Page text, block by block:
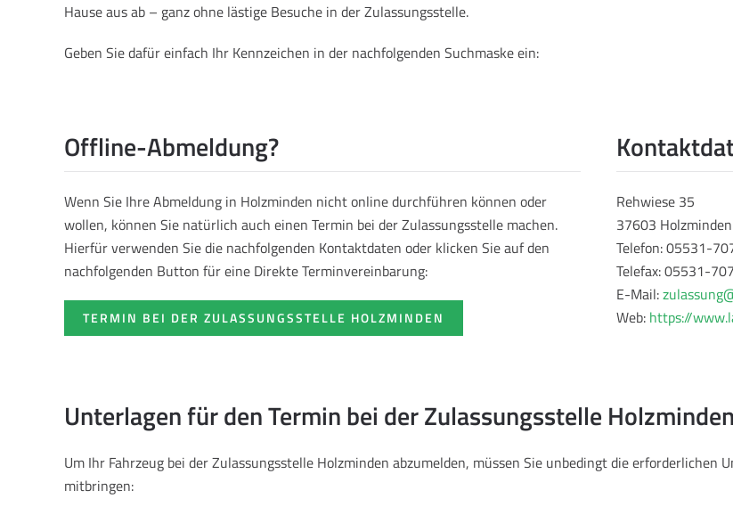
Hause aus ab – ganz ohne lästige Besuche in der Zulassungsstelle.
Geben Sie dafür einfach Ihr Kennzeichen in der nachfolgenden Suchmaske ein:
Offline-Abmeldung?
Wenn Sie Ihre Abmeldung in Holzminden nicht online durchführen können oder
wollen, können Sie natürlich auch einen Termin bei der Zulassungsstelle machen.
Hierfür verwenden Sie die nachfolgenden Kontaktdaten oder klicken Sie auf den
nachfolgenden Button für eine Direkte Terminvereinbarung:
TERMIN BEI DER ZULASSUNGSSTELLE HOLZMINDEN
Rehwiese 35
37603 Holzminden
Telefon: 05531-
Telefax: 05531-
E-Mail:
Web: https://
Unterlagen für den Termin bei der Zulassungsstelle Holzminden
Um Ihr Fahrzeug bei der Zulassungsstelle Holzminden abzumelden, müssen Sie unbedingt die erforderlichen
mitbringen: